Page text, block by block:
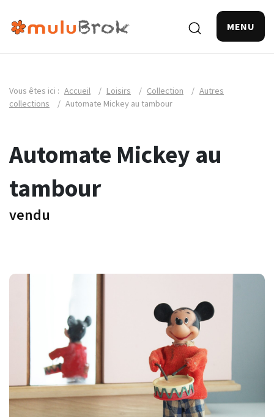
MENU
Vous êtes ici : Accueil / Loisirs / Collection / Autres
collections
/ Automate Mickey au tambour
Automate Mickey au
tambour
vendu